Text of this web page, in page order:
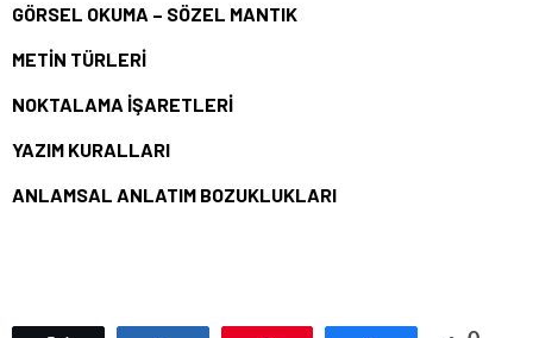
GÖRSEL OKUMA – SÖZEL MANTIK
METİN TÜRLERİ
NOKTALAMA İŞARETLERİ
YAZIM KURALLARI
ANLAMSAL ANLATIM BOZUKLUKLARI